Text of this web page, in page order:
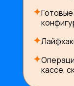
кассе,